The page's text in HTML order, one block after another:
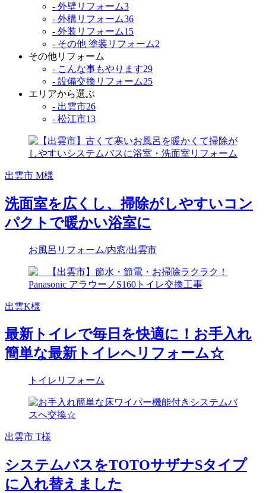
- 外壁リフォーム3
- 外構リフォーム36
- 外装リフォーム15
- その他 塗装リフォーム2
その他リフォーム
- こんな事もやります29
- 設備交換リフォーム25
エリアから選ぶ
- 出雲市26
- 松江市13
出雲市 M様
洗面室を広くし、掃除がしやすいコン
パクトで暖かい浴室に
お風呂リフォーム/内窓/出雲市
出雲K様
最新トイレで毎日を快適に！お手入れ
簡単な最新トイレへリフォーム☆
トイレリフォーム
出雲市 T様
システムバスをTOTOサザナSタイプ
に入れ替えました